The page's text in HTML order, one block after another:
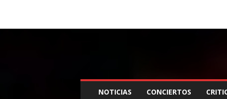
NOTICIAS CONCIERTOS